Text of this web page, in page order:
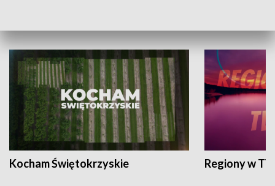
Kocham Świętokrzyskie Regiony w